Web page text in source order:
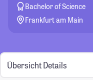
Bachelor of Science
Frankfurt am Main
Übersicht Details